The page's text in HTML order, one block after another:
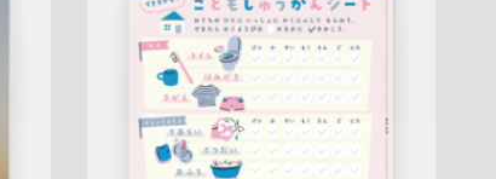
Update:2026.04.13
A4ペラ(片面)冊子
ートフル桜新町センター